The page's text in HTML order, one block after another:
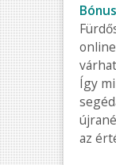
Így
az